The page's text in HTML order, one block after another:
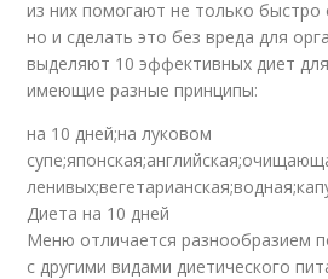
из них помогают не только быстро
но и сделать это без вреда для
выделяют 10 эффективных диет
имеющие разные принципы:
на 10 дней;на луковом
Диета на 10 дней
Меню отличается разнообразием
с другими видами диетического